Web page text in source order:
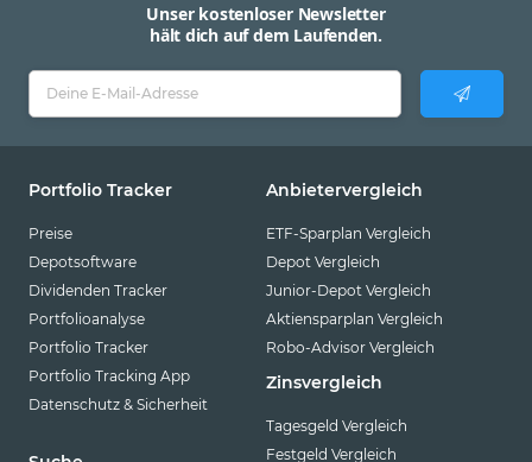
Unser kostenloser Newsletter
hält dich auf dem Laufenden.
Portfolio Tracker
Preise
Depotsoftware
Dividenden Tracker
Portfolioanalyse
Portfolio Tracker
Portfolio Tracking App
Datenschutz & Sicherheit
Anbietervergleich
ETF-Sparplan Vergleich
Depot Vergleich
Junior-Depot Vergleich
Aktiensparplan Vergleich
Robo-Advisor Vergleich
Zinsvergleich
Tagesgeld Vergleich
Festgeld Vergleich